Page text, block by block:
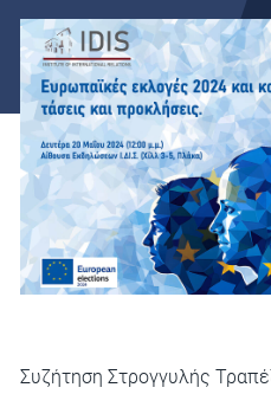
Συζήτηση Στρογγυλής